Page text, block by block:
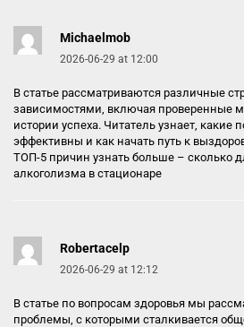
Michaelmob
2026-06-29 at 12:00
В статье рассматриваются различные
зависимостями, включая проверенные
истории успеха. Читатель узнает, какие
эффективны и как начать путь к
ТОП-5 причин узнать больше – сколько
алкоголизма в стационаре
Robertacelp
2026-06-29 at 12:12
В статье по вопросам здоровья мы
проблемы, с которыми сталкивается